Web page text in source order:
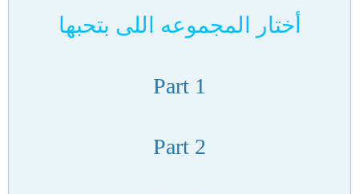
أختار المجموعه اللى بتحبها
Part 1
Part 2